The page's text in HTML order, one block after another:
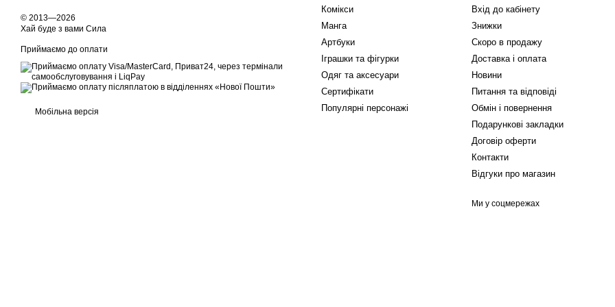
Тор не лише бог, а й справжній воїн, який пройшов через численні битви і викликав
Купити комікси про Тора з доставкою по Україні
Замовити комікси про Тора в нашому магазині просто: оберіть цікаві видання, додайте їх до
швидку доставку по Україні, щоб ви могли насолоджуватися захоплюючими історіями про
© 2013—2026
Хай буде з вами Сила
Приймаємо до оплати
Мобільна версія
Комікси
Манга
Артбуки
Іграшки та фігурки
Одяг та аксесуари
Сертифікати
Популярні персонажі
Вхід до кабінету
Знижки
Скоро в продажу
Доставка і оплата
Новини
Питання та відповіді
Обмін і повернення
Подарункові закладки
Договір оферти
Контакти
Відгуки про магазин
Ми у соцмережах